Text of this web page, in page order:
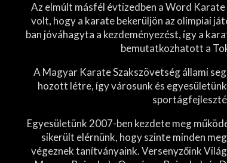
Az elmúlt másfél évtizedben a Word
volt, hogy a karate bekerüljön az olimpiai
ban jóváhagyta a kezdeményezést, így a
bemutatkozhatott a
A Magyar Karate Szakszövetség állami
hozott létre, így városunk és
Egyesületünk 2007-ben kezdete meg
sikerült elérnünk, hogy szinte minden
végeznek tanítványaink. Versenyzőink